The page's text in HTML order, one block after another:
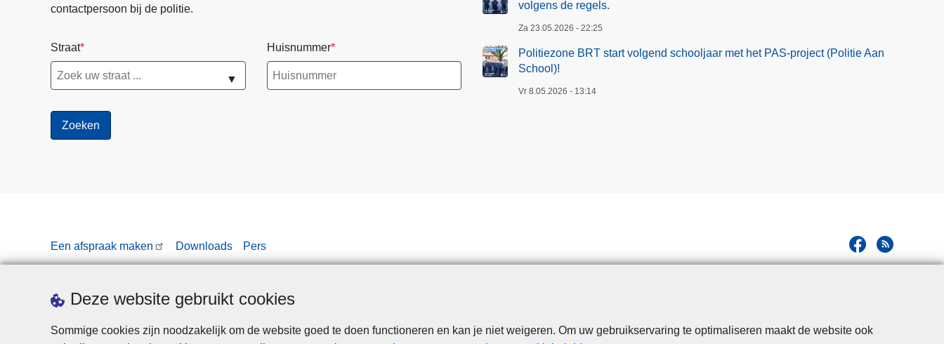
Deze website gebruikt cookies
Sommige cookies zijn noodzakelijk om de website goed te doen functioneren en kan je niet weigeren. Om uw gebruikservaring te optimaliseren maakt de website ook
contactpersoon bij de politie.
Straat
▼
Huisnummer
volgens de regels.
Za 23.05.2026 - 22:25
Politiezone BRT start volgend schooljaar met het PAS-project (Politie Aan
School)!
Vr 8.05.2026 - 13:14
Een afspraak maken Downloads Pers
Disclaimer Privacy Cookies Toegankelijkheid